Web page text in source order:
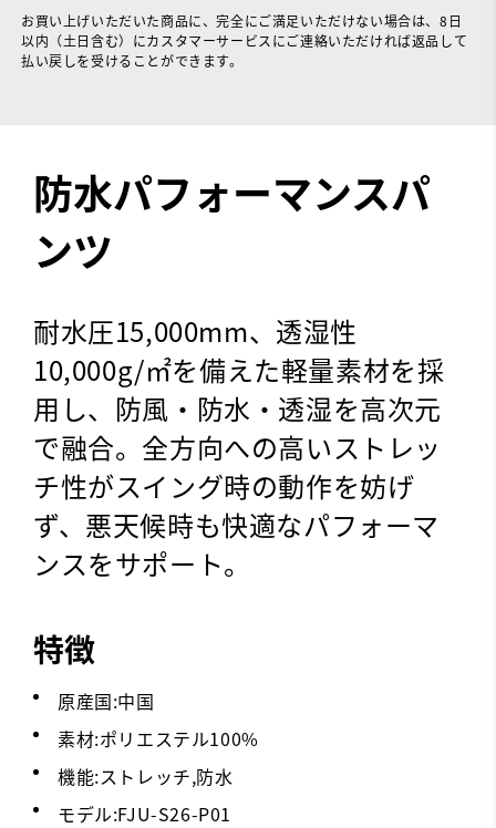
お買い上げいただいた商品に、完全にご満足いただけない場合は、8日
以内（土日含む）にカスタマーサービスにご連絡いただければ返品して
払い戻しを受けることができます。
防水パフォーマンスパ
ンツ
耐水圧15,000mm、透湿性
10,000g/㎡を備えた軽量素材を採
用し、防風・防水・透湿を高次元
で融合。全方向への高いストレッ
チ性がスイング時の動作を妨げ
ず、悪天候時も快適なパフォーマ
ンスをサポート。
特徴
原産国:中国
素材:ポリエステル100%
機能:ストレッチ,防水
モデル:FJU-S26-P01